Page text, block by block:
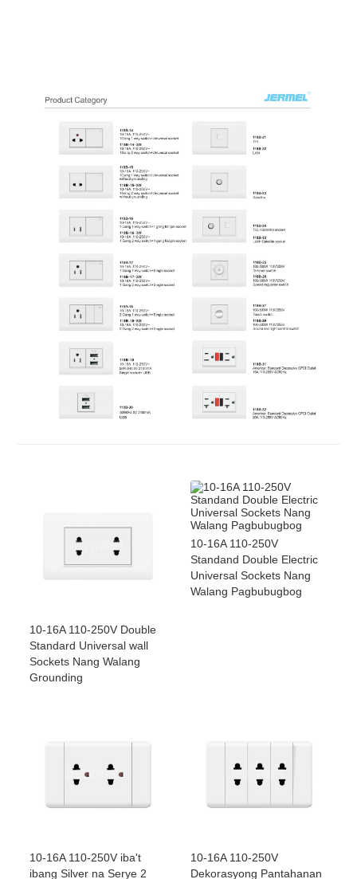
10-16A 110-250V Double
Standard Universal wall
Sockets Nang Walang
Grounding
10-16A 110-250V
Standand Double Electric
Universal Sockets Nang
Walang Pagbubugbog
10-16A 110-250V iba't
ibang Silver na Serye 2
10-16A 110-250V
Dekorasyong Pantahanan